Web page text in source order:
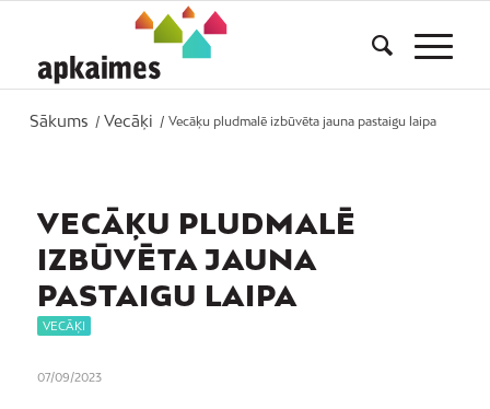
Sākums / Vecāķi / Vecāķu pludmalē izbūvēta jauna pastaigu laipa
VECĀĶU PLUDMALĒ
IZBŪVĒTA JAUNA
PASTAIGU LAIPA
VECĀĶI
07/09/2023